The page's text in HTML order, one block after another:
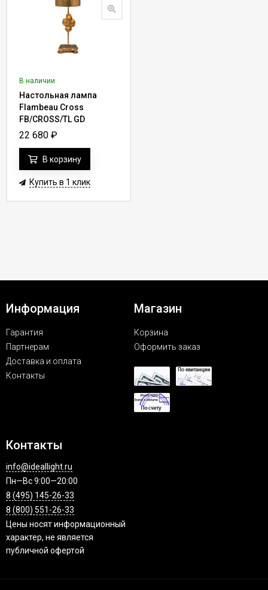
В наличии
Настольная лампа
Flambeau Cross
FB/CROSS/TL GD
22 680 ₽
В корзину
Купить в 1 клик
Информация
Гарантия
Партнерам
Доставка и оплата
Контакты
Магазин
Корзина
Оформить заказ
Контакты
info@ideallight.ru
Пн—Вс 9:00—20:00
8 (495) 145-26-33
8 (800) 551-26-33
Цены носят информационный
характер, не является
публичной офертой